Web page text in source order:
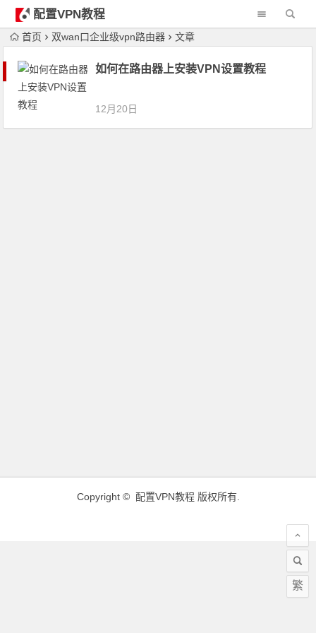
配置VPN教程
首页 双wan口企业级vpn路由器 文章
如何在路由器上安装VPN设置教程
12月20日
Copyright © 配置VPN教程版权所有.
繁